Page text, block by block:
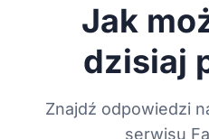
Jak
dzisiaj
Znajdź odpowiedzi
serwisu